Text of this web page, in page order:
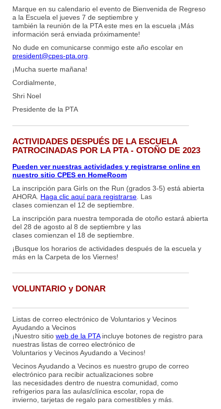
Marque en su calendario el evento de Bienvenida de Regreso
a la Escuela el jueves 7 de septiembre y
también la reunión de la PTA este mes en la escuela ¡Más
información será enviada próximamente!
No dude en comunicarse conmigo este año escolar en
president@cpes-pta.org.
¡Mucha suerte mañana!
Cordialmente,
Shri Noel
Presidente de la PTA
ACTIVIDADES DESPUÉS DE LA ESCUELA
PATROCINADAS POR LA PTA - OTOÑO DE 2023
Pueden ver nuestras actividades y registrarse online en
nuestro sitio CPES en HomeRoom
La inscripción para Girls on the Run (grados 3-5) está abierta
AHORA. Haga clic aquí para registrarse . Las
clases comienzan el 12 de septiembre.
La inscripción para nuestra temporada de otoño estará abierta
del 28 de agosto al 8 de septiembre y las
clases comienzan el 18 de septiembre.
¡Busque los horarios de actividades después de la escuela y
más en la Carpeta de los Viernes!
VOLUNTARIO y DONAR
Listas de correo electrónico de Voluntarios y Vecinos
Ayudando a Vecinos
¡Nuestro sitio web de la PTAincluye botones de registro para
nuestras listas de correo electrónico de
Voluntarios y Vecinos Ayudando a Vecinos!
Vecinos Ayudando a Vecinos es nuestro grupo de correo
electrónico para recibir actualizaciones sobre
las necesidades dentro de nuestra comunidad, como
refrigerios para las aulas/clínica escolar, ropa de
invierno, tarjetas de regalo para comestibles y más.